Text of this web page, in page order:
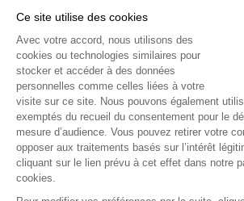
Ce site utilise des cookies
Avec votre accord, nous utilisons des
cookies ou technologies similaires pour
stocker et accéder à des données
personnelles comme celles liées à votre
visite sur ce site. Nous pouvons également
exemptés du recueil du consentement pour le
mesure d’audience. Vous pouvez retirer votre
opposer aux traitements basés sur l’intérêt
cliquant sur le lien prévu à cet effet dans notre
cookies.
CONTACT
MENTIONS LÉGALES
CHARTE DONNÉES
COOKIES
MÉDIATHÈQUE
EXPÉRIENCES
INSTAGRAM